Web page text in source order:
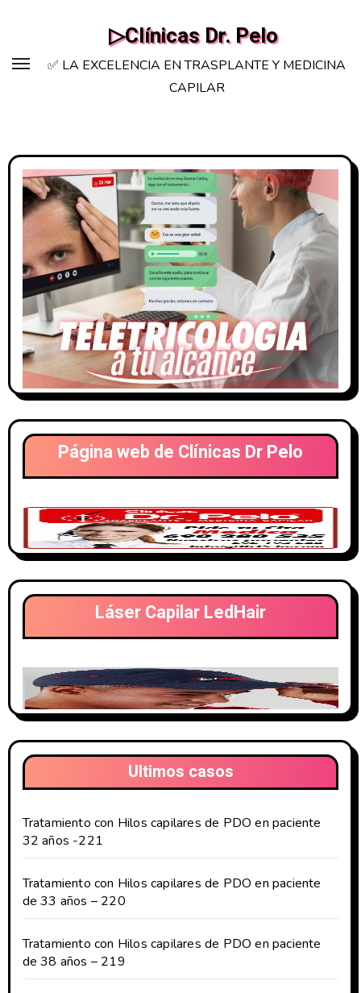
contenido
▷Clínicas Dr. Pelo
✅ LA EXCELENCIA EN TRASPLANTE Y MEDICINA
CAPILAR
Página web de Clínicas Dr Pelo
Láser Capilar LedHair
Ultimos casos
Tratamiento con Hilos capilares de PDO en paciente
32 años -221
Tratamiento con Hilos capilares de PDO en paciente
de 33 años – 220
Tratamiento con Hilos capilares de PDO en paciente
de 38 años – 219